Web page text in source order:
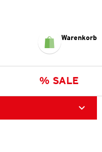
Warenkorb
% SALE